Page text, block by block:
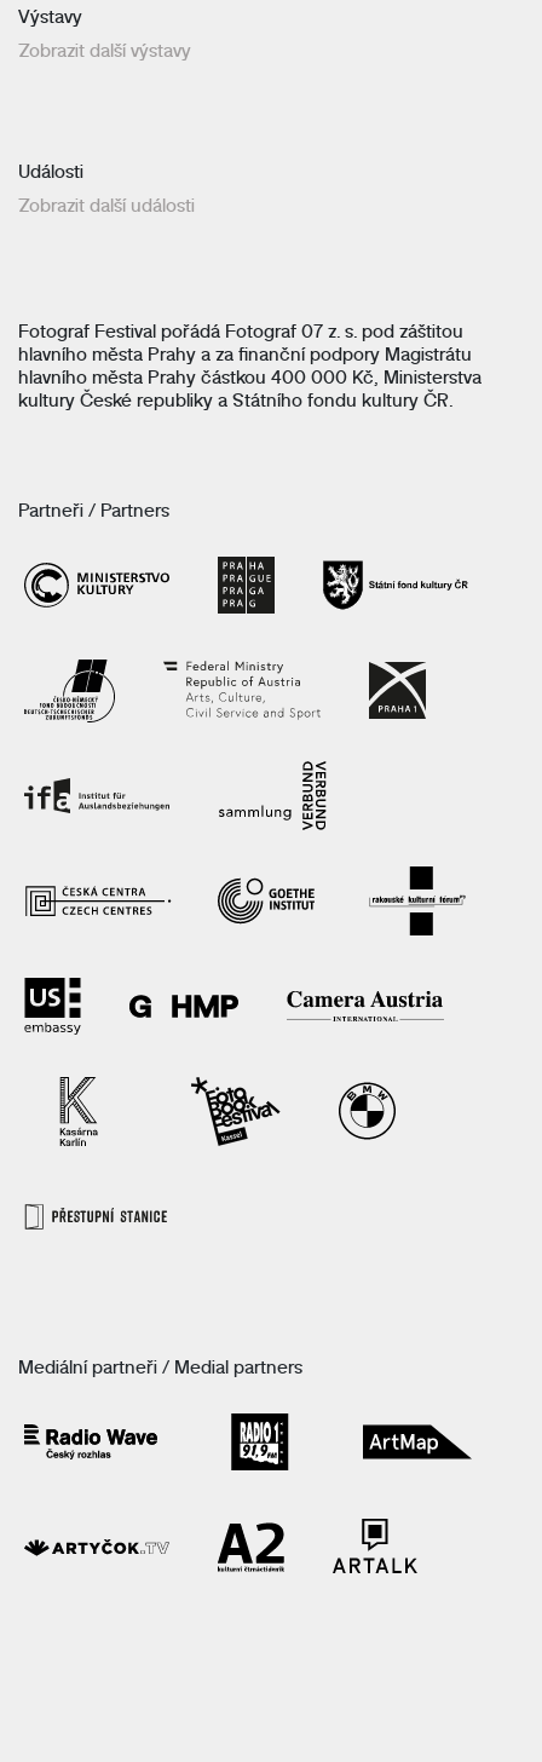
Výstavy
Zobrazit další výstavy
Události
Zobrazit další události
Fotograf Festival pořádá Fotograf 07 z. s. pod záštitou
hlavního města Prahy a za finanční podpory Magistrátu
hlavního města Prahy částkou 400 000 Kč, Ministerstva
kultury České republiky a Státního fondu kultury ČR.
Partneři / Partners
Mediální partneři / Medial partners